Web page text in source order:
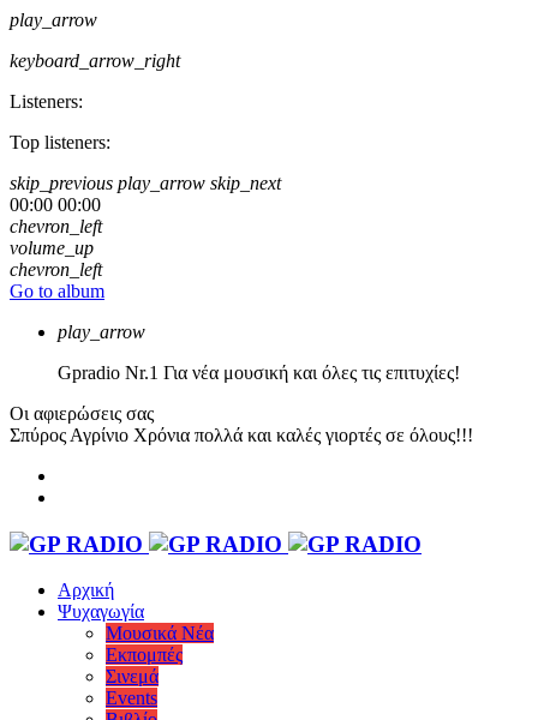
play_arrow
keyboard_arrow_right
Listeners:
Top listeners:
skip_previous play_arrow skip_next
00:00 00:00
chevron_left
volume_up
chevron_left
Go to album
play_arrow
Gpradio Nr.1 Για νέα μουσική και όλες τις επιτυχίες!
Οι αφιερώσεις σας
Σπύρος Αγρίνιο Χρόνια πολλά και καλές γιορτές σε όλους!!!
Αρχική
Ψυχαγωγία
Μουσικά Νέα
Εκπομπές
Σινεμά
Events